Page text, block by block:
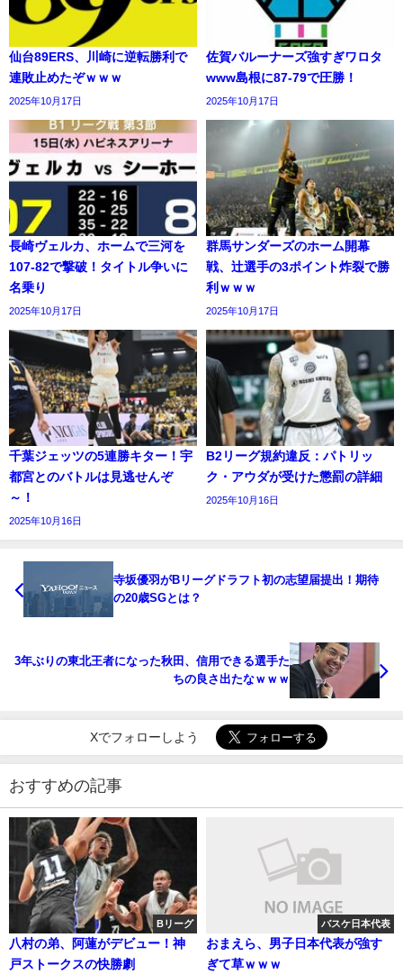
仙台89ERS、川崎に逆転勝利で
連敗止めたぞｗｗｗ
2025年10月17日
佐賀バルーナーズ強すぎワロタ
www島根に87-79で圧勝！
2025年10月17日
長崎ヴェルカ、ホームで三河を
107-82で撃破！タイトル争いに
名乗り
2025年10月17日
群馬サンダーズのホーム開幕
戦、辻選手の3ポイント炸裂で勝
利ｗｗｗ
2025年10月17日
千葉ジェッツの5連勝キター！宇
都宮とのバトルは見逃せんぞ
～！
2025年10月16日
B2リーグ規約違反：パトリッ
ク・アウダが受けた懲罰の詳細
2025年10月16日
寺坂優羽がBリーグドラフト初の志望届提出！期待
の20歳SGとは？
3年ぶりの東北王者になった秋田、信用できる選手た
ちの良さ出たなｗｗｗ
Xでフォローしよう
おすすめの記事
Bリーグ
八村の弟、阿蓮がデビュー！神
戸ストークスの快勝劇
バスケ日本代表
おまえら、男子日本代表が強す
ぎて草ｗｗｗ